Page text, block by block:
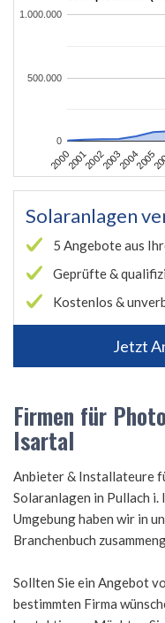
200020012002200320042005
0
500.000
1.000.000
Solaranlagen
5 Angebote aus
Geprüfte &
Kostenlos &
Jetzt
Firmen für
Isartal
Anbieter & Installateure
Solaranlagen in Pullach i.
Umgebung haben wir in
Branchenbuch
Sollten Sie ein Angebot
bestimmten Firma